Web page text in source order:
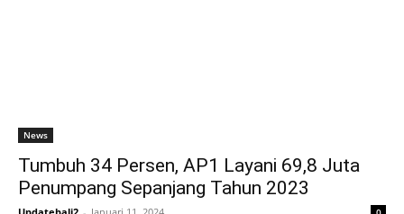
News
Tumbuh 34 Persen, AP1 Layani 69,8 Juta
Penumpang Sepanjang Tahun 2023